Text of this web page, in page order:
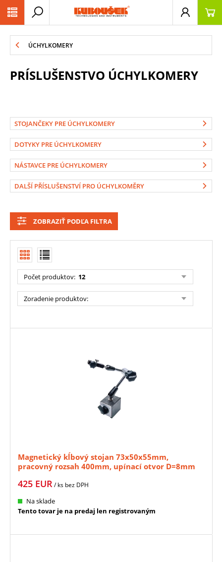
ÚCHYLKOMERY
PRÍSLUŠENSTVO ÚCHYLKOMERY
STOJANČEKY PRE ÚCHYLKOMERY
DOTYKY PRE ÚCHYLKOMERY
NÁSTAVCE PRE ÚCHYLKOMERY
DALŠÍ PŘÍSLUŠENSTVÍ PRO ÚCHYLKOMĚRY
ZOBRAZIŤ PODĽA FILTRA
Počet produktov: 12
Zoradenie produktov:
Magnetický kĺbový stojan 73x50x55mm,
pracovný rozsah 400mm, upínací otvor D=8mm
425 EUR/ ks bez DPH
Na sklade
Tento tovar je na predaj len registrovaným